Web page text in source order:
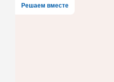
Решаем вместе